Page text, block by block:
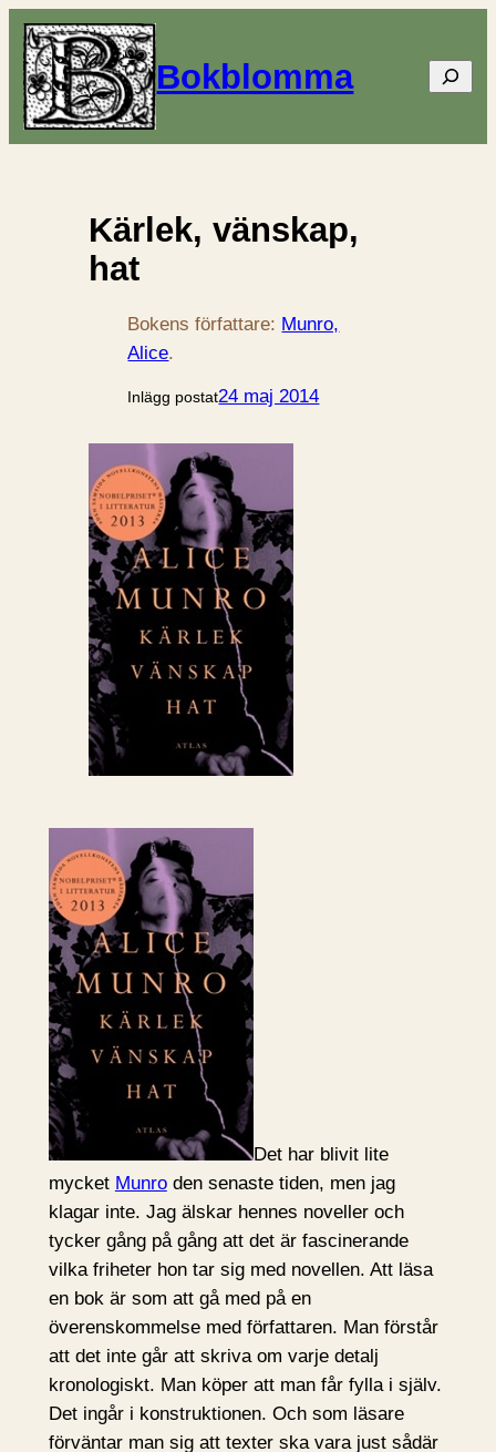
Bokblomma Sök
Kärlek, vänskap,
hat
Bokens författare: Munro,
Alice.
Inlägg postat24 maj 2014
Det har blivit lite
mycket Munroden senaste tiden, men jag
klagar inte. Jag älskar hennes noveller och
tycker gång på gång att det är fascinerande
vilka friheter hon tar sig med novellen. Att läsa
en bok är som att gå med på en
överenskommelse med författaren. Man förstår
att det inte går att skriva om varje detalj
kronologiskt. Man köper att man får fylla i själv.
Det ingår i konstruktionen. Och som läsare
förväntar man sig att texter ska vara just sådär